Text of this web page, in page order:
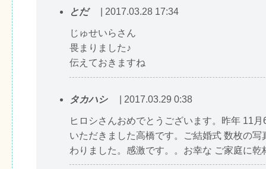
とだ | 2017.03.28 17:34
じゅせいらさん
畏まりました♪
伝えておきますね
タカハシ | 2017.03.29 0:38
ヒロシさんおめでとうございます。昨年 11
いただきました高橋です。ご結婚式 数枚の写
わりました。感激です。。お幸な ご家庭に乾